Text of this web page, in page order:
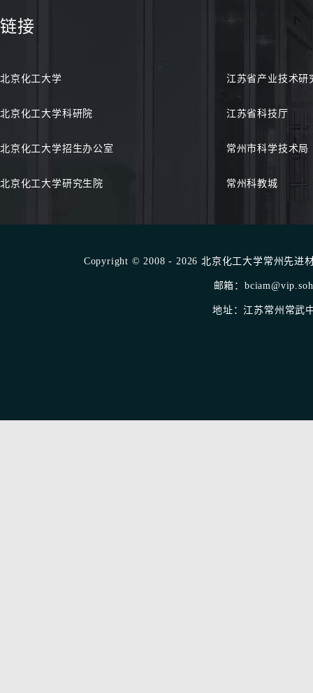
链接
北京化工大学 江苏省产业技术研
北京化工大学科研院 江苏省科技厅
北京化工大学招生办公室 常州市科学技术局
北京化工大学研究生院 常州科教城
Copyright © 2008 - 2026 北京化工大学常州先进
邮箱：
地址：江苏常州常武